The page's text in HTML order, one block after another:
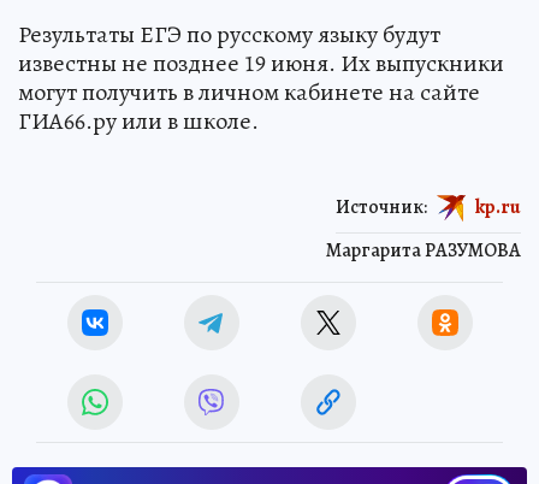
Результаты ЕГЭ по русскому языку будут
известны не позднее 19 июня. Их выпускники
могут получить в личном кабинете на сайте
ГИА66.ру или в школе.
Маргарита РАЗУМОВА
Источник: kp.ru